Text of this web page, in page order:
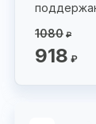
1080 ₽
918 ₽